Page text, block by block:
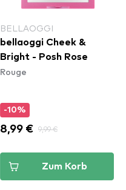
BELLAOGGI
bellaoggi Cheek &
Bright - Posh Rose
Rouge
-10%
8,99 € 9,99 €
Zum Korb